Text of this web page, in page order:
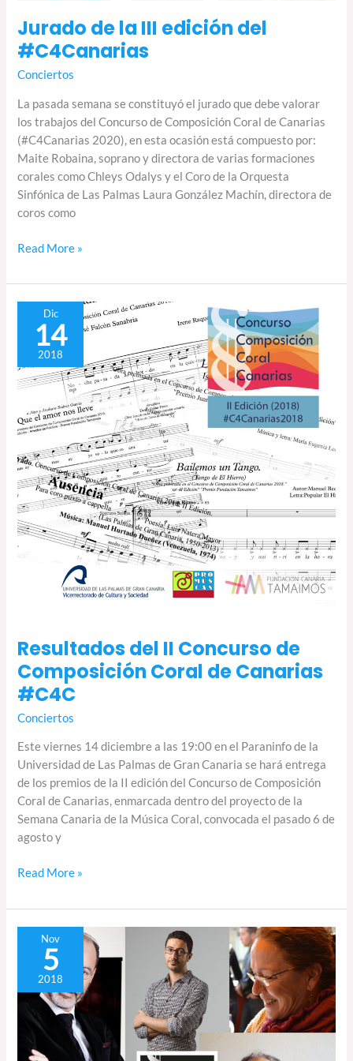
Jurado de la III edición del
#C4Canarias
Conciertos
La pasada semana se constituyó el jurado que debe valorar
los trabajos del Concurso de Composición Coral de Canarias
(#C4Canarias 2020), en esta ocasión está compuesto por:
Maite Robaina, soprano y directora de varias formaciones
corales como Chleys Odalys y el Coro de la Orquesta
Sinfónica de Las Palmas Laura González Machín, directora de
coros como
Read More »
Dic
14
2018
Resultados del II Concurso de
Composición Coral de Canarias
#C4C
Conciertos
Este viernes 14 diciembre a las 19:00 en el Paraninfo de la
Universidad de Las Palmas de Gran Canaria se hará entrega
de los premios de la II edición del Concurso de Composición
Coral de Canarias, enmarcada dentro del proyecto de la
Semana Canaria de la Música Coral, convocada el pasado 6 de
agosto y
Resultados
Concurso
de
Composición
Coral
de
Canarias
#C4C
Read More »
Nov
5
2018
jurado
#C4Canarias
trabaja